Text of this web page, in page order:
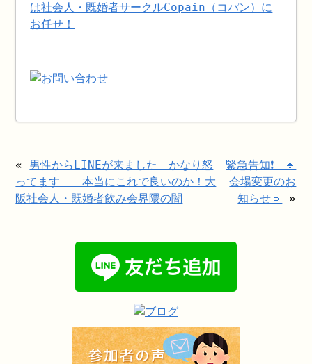
は社会人・既婚者サークルCopain（コパン）に
お任せ！
« 男性からLINEが来ました かなり怒
ってます 本当にこれで良いのか！大
阪社会人・既婚者飲み会界隈の闇
緊急告知❗️ 🔹
会場変更のお
知らせ🔹
»